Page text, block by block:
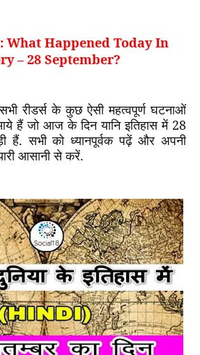
What Happened Today In
– 28 September?
रीडर्स के कुछ ऐसी महत्वपूर्ण घटनाओं
हैं जो आज के दिन यानि इतिहास में 28
हैं. सभी को ध्यानपूर्वक पढ़ें और अपनी
आसानी से करें.